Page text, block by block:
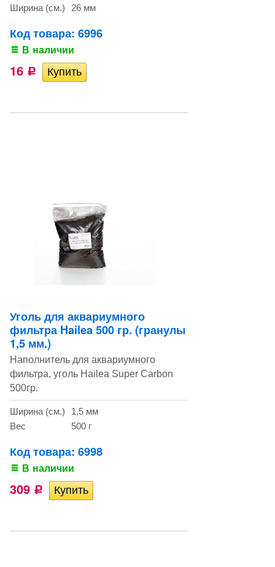
Ширина (см.) 26 мм
Код товара: 6996
В наличии
16 Р
Уголь для аквариумного
фильтра Hailea 500 гр. (гранулы
1,5 мм.)
Наполнитель для аквариумного
фильтра, уголь Hailea Super Carbon
500гр.
Ширина (см.)
1,5 мм
Вес
500 г
Код товара: 6998
В наличии
309 Р